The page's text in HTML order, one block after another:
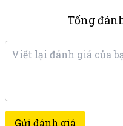
Tổng
Gửi đánh giá